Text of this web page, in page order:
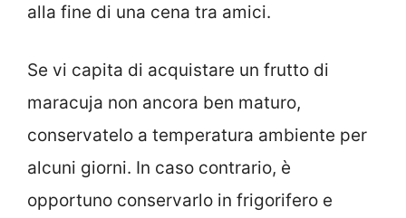
alla fine di una cena tra amici.
Se vi capita di acquistare un frutto di
maracuja non ancora ben maturo,
conservatelo a temperatura ambiente per
alcuni giorni. In caso contrario, è
opportuno conservarlo in frigorifero e